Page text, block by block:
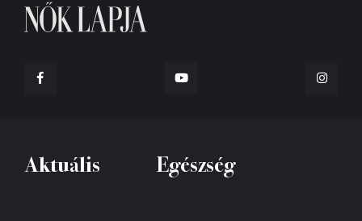
Aktuális Egészség